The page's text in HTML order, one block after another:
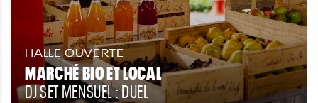
HALLE OUVERTE
MARCHÉ BIO ET LOCAL
DJ SET MENSUEL : DUEL